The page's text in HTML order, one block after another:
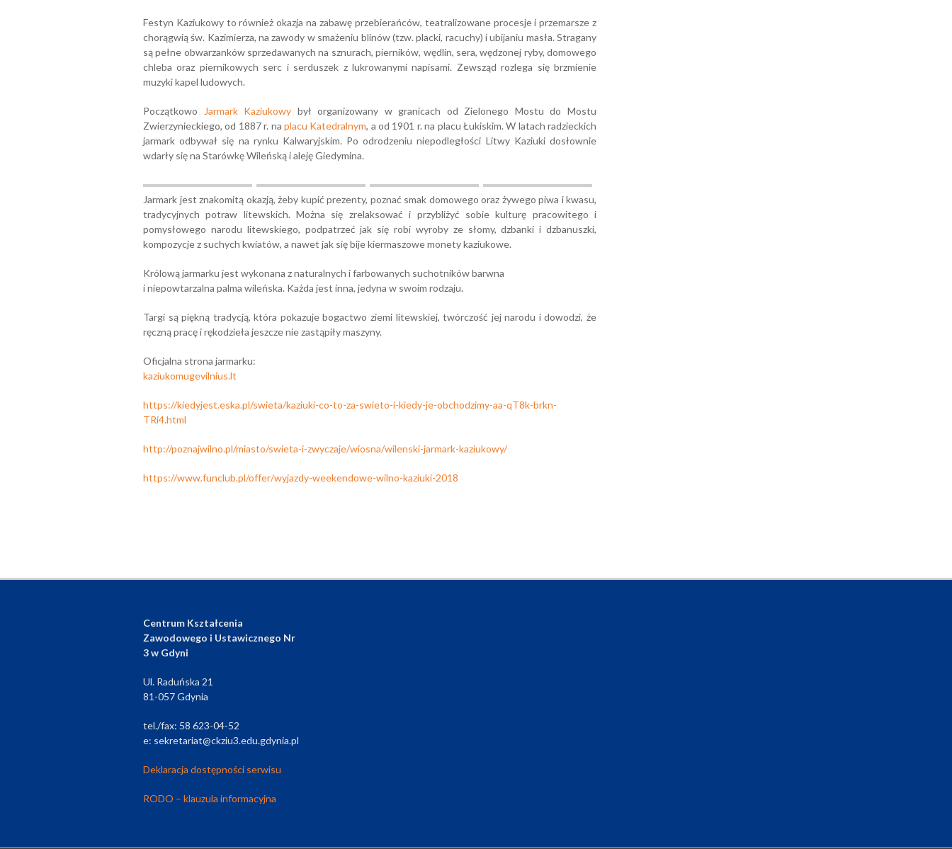
Festyn Kaziukowy to również okazja na zabawę przebierańców, teatralizowane procesje i przemarsze z
chorągwią św. Kazimierza, na zawody w smażeniu blinów (tzw. placki, racuchy) i ubijaniu masła. Stragany
są pełne obwarzanków sprzedawanych na sznurach, pierników, wędlin, sera, wędzonej ryby, domowego
chleba oraz piernikowych serc i serduszek z lukrowanymi napisami. Zewsząd rozlega się brzmienie
muzyki kapel ludowych.
Początkowo Jarmark Kaziukowy był organizowany w granicach od Zielonego Mostu do Mostu
Zwierzynieckiego, od 1887 r. na placu Katedralnym, a od 1901 r. na placu Łukiskim. W latach radzieckich
jarmark odbywał się na rynku Kalwaryjskim. Po odrodzeniu niepodległości Litwy Kaziuki dosłownie
wdarły się na Starówkę Wileńską i aleję Giedymina.
Jarmark jest znakomitą okazją, żeby kupić prezenty, poznać smak domowego oraz żywego piwa i kwasu,
tradycyjnych potraw litewskich. Można się zrelaksować i przybliżyć sobie kulturę pracowitego i
pomysłowego narodu litewskiego, podpatrzeć jak się robi wyroby ze słomy, dzbanki i dzbanuszki,
kompozycje z suchych kwiatów, a nawet jak się bije kiermaszowe monety kaziukowe.
Królową jarmarku jest wykonana z naturalnych i farbowanych suchotników barwna
i niepowtarzalna palma wileńska. Każda jest inna, jedyna w swoim rodzaju.
Targi są piękną tradycją, która pokazuje bogactwo ziemi litewskiej, twórczość jej narodu i dowodzi, że
ręczną pracę i rękodzieła jeszcze nie zastąpiły maszyny.
Oficjalna strona jarmarku:
kaziukomugevilnius.lt
https://kiedyjest.eska.pl/swieta/kaziuki-co-to-za-swieto-i-kiedy-je-obchodzimy-aa-qT8k-brkn-
TRi4.html
http://poznajwilno.pl/miasto/swieta-i-zwyczaje/wiosna/wilenski-jarmark-kaziukowy/
https://www.funclub.pl/offer/wyjazdy-weekendowe-wilno-kaziuki-2018
Centrum Kształcenia
Zawodowego i Ustawicznego Nr
3 w Gdyni
Ul. Raduńska 21
81-057 Gdynia
tel./fax: 58 623-04-52
e: sekretariat@ckziu3.edu.gdynia.pl
Deklaracja dostępności serwisu
RODO – klauzula informacyjna